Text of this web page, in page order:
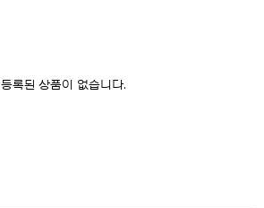
등록된 상품이 없습니다.